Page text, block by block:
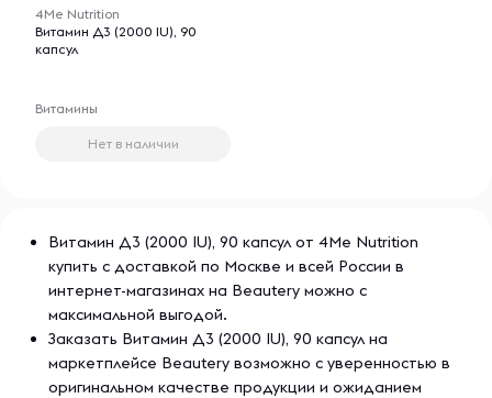
4Me Nutrition
Витамин Д3 (2000 IU), 90
капсул
Витамины
Нет в наличии
Витамин Д3 (2000 IU), 90 капсул от 4Me Nutrition
купить с доставкой по Москве и всей России в
интернет-магазинах на Beautery можно с
максимальной выгодой.
Заказать Витамин Д3 (2000 IU), 90 капсул на
маркетплейсе Beautery возможно с уверенностью в
оригинальном качестве продукции и ожиданием